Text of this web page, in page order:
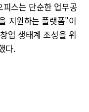
스는 단순한 업무공
지원하는 플랫폼"이
업 생태계 조성을 위
다.